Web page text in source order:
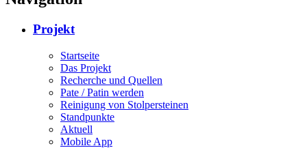
Projekt
Startseite
Das Projekt
Recherche und Quellen
Pate / Patin werden
Reinigung von Stolpersteinen
Standpunkte
Aktuell
Mobile App